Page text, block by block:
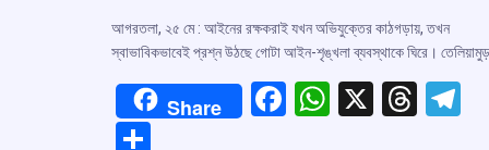
আগরতলা, ২৫ মে : আইনের রক্ষকরাই যখন অভিযুক্তের কাঠগড়ায়, তখন
স্বাভাবিকভাবেই প্রশ্ন উঠছে গোটা আইন-শৃঙ্খলা ব্যবস্থাকে ঘিরে।
Share
F
W X
T